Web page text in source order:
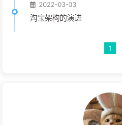
2022-03-03
淘宝架构的演进
1